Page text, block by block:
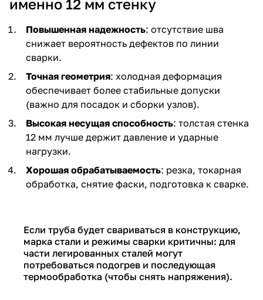
именно 12 мм стенку
Повышенная надежность: отсутствие шва
снижает вероятность дефектов по линии
сварки.
Точная геометрия: холодная деформация
обеспечивает более стабильные допуски
(важно для посадок и сборки узлов).
Высокая несущая способность: толстая стенка
12 мм лучше держит давление и ударные
нагрузки.
Хорошая обрабатываемость: резка, токарная
обработка, снятие фаски, подготовка к сварке.
Если труба будет свариваться в конструкцию,
марка стали и режимы сварки критичны: для
части легированных сталей могут
потребоваться подогрев и последующая
термообработка (чтобы снять напряжения).